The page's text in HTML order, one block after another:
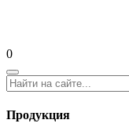
0
Продукция